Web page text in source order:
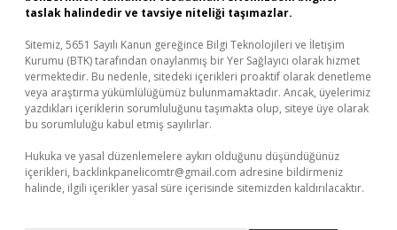
taslak halindedir ve tavsiye niteliği taşımazlar.
Sitemiz, 5651 Sayılı Kanun gereğince Bilgi Teknolojileri ve İletişim
Kurumu (BTK) tarafından onaylanmış bir Yer Sağlayıcı olarak hizmet
vermektedir. Bu nedenle, sitedeki içerikleri proaktif olarak denetleme
veya araştırma yükümlülüğümüz bulunmamaktadır. Ancak, üyelerimiz
yazdıkları içeriklerin sorumluluğunu taşımakta olup, siteye üye olarak
bu sorumluluğu kabul etmiş sayılırlar.
Hukuka ve yasal düzenlemelere aykırı olduğunu düşündüğünüz
içerikleri, backlinkpanelicomtr@gmail.com adresine bildirmeniz
halinde, ilgili içerikler yasal süre içerisinde sitemizden kaldırılacaktır.